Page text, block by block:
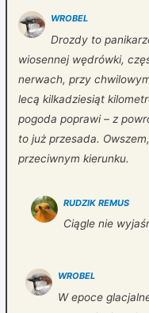
WROBEL
Drozdy to
wiosennej wędrówki,
nerwach, przy
lecą kilkadziesiąt
pogoda poprawi – z
to już przesada.
przeciwnym kierunku.
RUDZIK REMUS
Ciągle nie
WROBEL
W epoce